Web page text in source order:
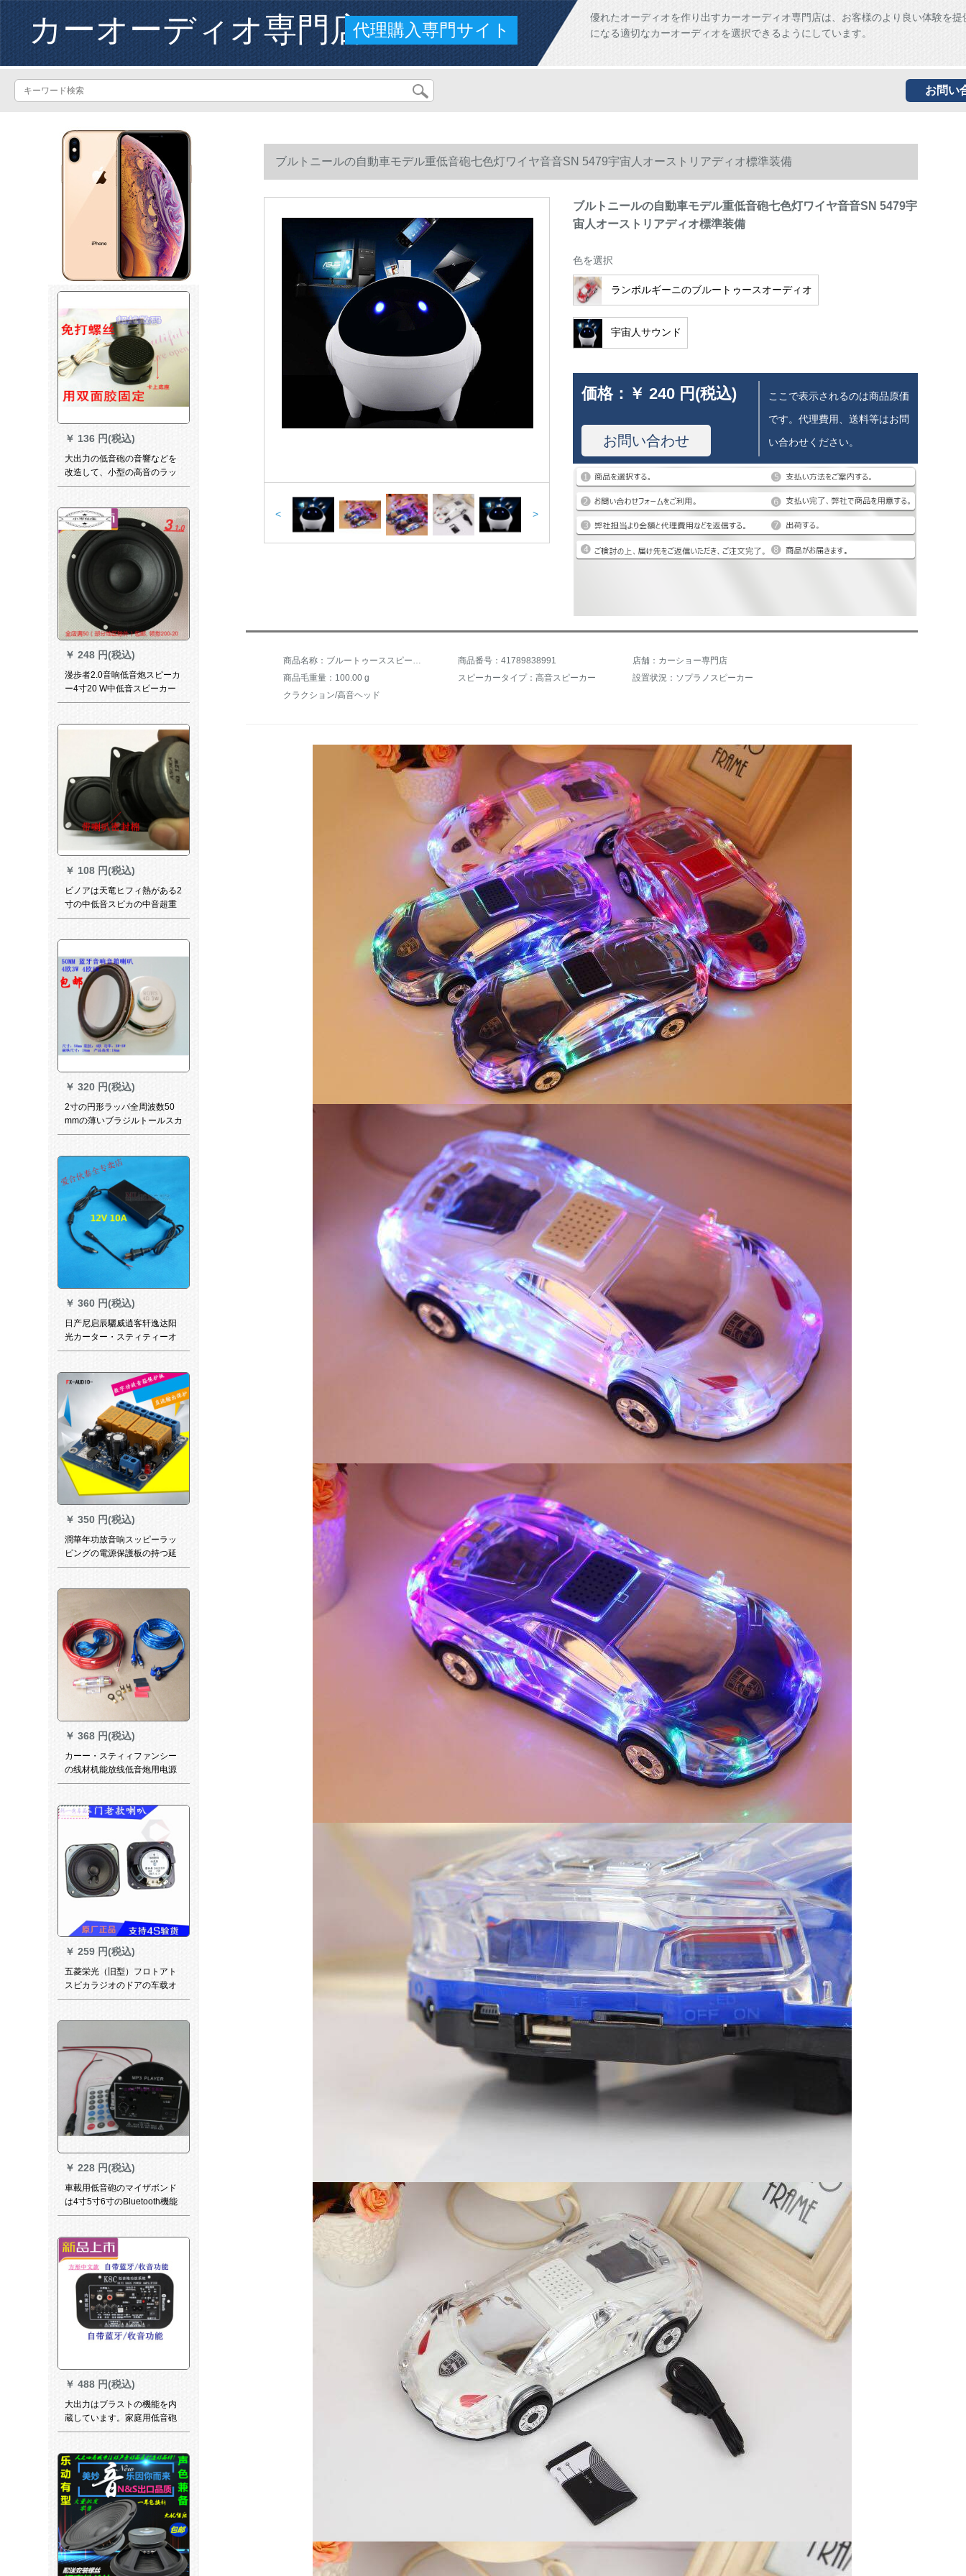
カーオーディオ専門店代理購入専門サイト
優れたオーディオを作り出すカーオーディオ専門店は、お客様のより良い体験を提
になる適切なカーオーディオを選択できるようにしています。
お問い
￥ 136 円(税込)
大出力の低音砲の音響などを
改造して、小型の高音のラッ
パを改造して熱を出す。家庭
+ねじ+両面テスト
￥ 248 円(税込)
漫歩者2.0音响低音炮スピーカ
ー4寸20 W中低音スピーカー
全周波数SN 8926 SN 7191
￥ 108 円(税込)
ビノアは天竜ヒフィ熱がある2
寸の中低音スピカの中音超重
低音スピカです。
￥ 320 円(税込)
2寸の円形ラッパ全周波数50
mmの薄いブラジルトールスカ
ードの内磁気16芯4 W 3 W 5
BUSEROS/本领4欧5 W(22磁
気气12504)4 W
￥ 360 円(税込)
日产尼启辰驪威逍客轩逸达阳
光カーター・スティティーオ
CDの机尾コードプラグにFM
入れて、10 A
￥ 350 円(税込)
潤華年功放音响スッピーラッ
ピングの電源保護板の持つ延
長保護衝撃防止
￥ 368 円(税込)
カーー・スティィファンシー
の线材机能放线低音炮用电源
オレフィン・ディーン/保険ウ
￥ 259 円(税込)
五菱栄光（旧型）フロトアト
スピカラジオのドアの车载オ
ーストリアディオホーン栄光
￥ 228 円(税込)
車載用低音砲のマイザボンド
は4寸5寸6寸のBluetooth機能
プリセットは12 v 24 v 220 V
す。4寸シングは12 Vです。
￥ 488 円(税込)
大出力はブラストの機能を内
蔵しています。家庭用低音砲
の功板ブラスト機能を搭載し
ブルトニールの自動車モデル重低音砲七色灯ワイヤ音音SN 5479宇宙人オーストリアディオ標準装備
< >
ブルトニールの自動車モデル重低音砲七色灯ワイヤ音音SN 5479宇
宙人オーストリアディオ標準装備
色を選択
ランボルギーニのブルートゥースオーディオ
宇宙人サウンド
価格： ￥ 240 円(税込)
お問い合わせ
ここで表示されるのは商品原価
です。代理費用、送料等はお問
い合わせください。
商品番号：41789838991
店舗：カーショー専門店
商品毛重量：100.00 g
スピーカータイプ：高音スピーカー
設置状況：ソプラノスピーカー
クラクション/高音ヘッド